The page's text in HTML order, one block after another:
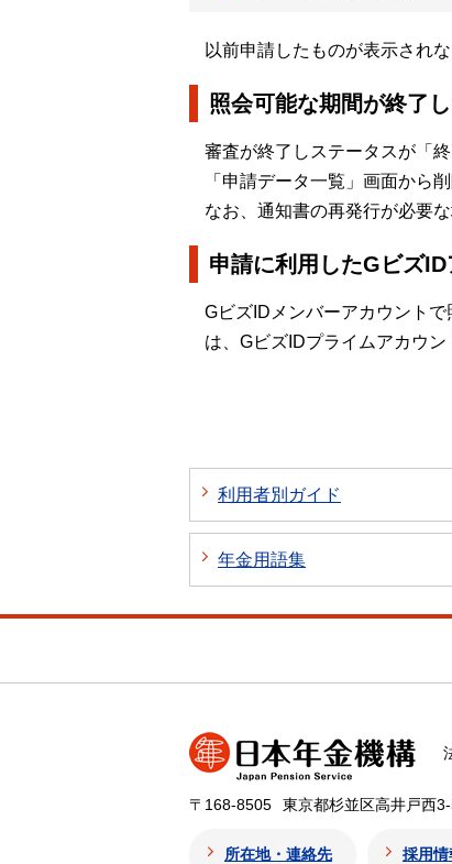
以前申請したものが表示され
照会可能な期間が終了し
審査が終了しステータスが「
「申請データ一覧」画面から
なお、通知書の再発行が必要
申請に利用したGビズID
GビズIDメンバーアカウント
は、GビズIDプライムアカウン
利用者別ガイド
年金用語集
〒168-8505 東京都杉並区高井戸西
所在地・連絡先 採用情